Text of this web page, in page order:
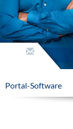
Portal-Software